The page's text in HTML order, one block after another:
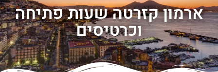
ארמון קזרטה שעות פתיחה
וכרטיסים